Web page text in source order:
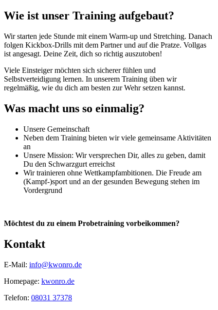
Wie ist unser Training aufgebaut?
Wir starten jede Stunde mit einem Warm-up und Stretching. Danach
folgen Kickbox-Drills mit dem Partner und auf die Pratze. Vollgas
ist angesagt. Deine Zeit, dich so richtig auszutoben!
Viele Einsteiger möchten sich sicherer fühlen und
Selbstverteidigung lernen. In unserem Training üben wir
regelmäßig, wie du dich am besten zur Wehr setzen kannst.
Was macht uns so einmalig?
Unsere Gemeinschaft
Neben dem Training bieten wir viele gemeinsame Aktivitäten
an
Unsere Mission: Wir versprechen Dir, alles zu geben, damit
Du den Schwarzgurt erreichst
Wir trainieren ohne Wettkampfambitionen. Die Freude am
(Kampf-)sport und an der gesunden Bewegung stehen im
Vordergrund
Möchtest du zu einem Probetraining vorbeikommen?
Kontakt
E-Mail: info@kwonro.de
Homepage: kwonro.de
Telefon: 08031 37378